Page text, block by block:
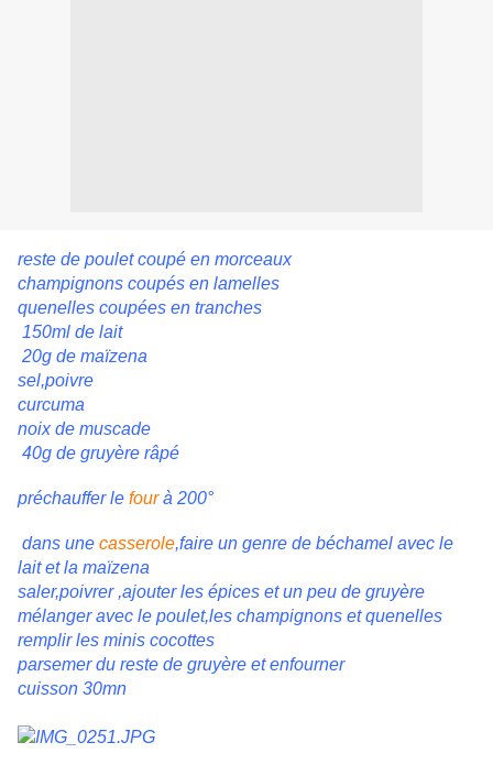
reste de poulet coupé en morceaux
champignons coupés en lamelles
quenelles coupées en tranches
150ml de lait
20g de maïzena
sel,poivre
curcuma
noix de muscade
40g de gruyère râpé
préchauffer le fourà 200°
dans une casserole,faire un genre de béchamel avec le
lait et la maïzena
saler,poivrer ,ajouter les épices et un peu de gruyère
mélanger avec le poulet,les champignons et quenelles
remplir les minis cocottes
parsemer du reste de gruyère et enfourner
cuisson 30mn